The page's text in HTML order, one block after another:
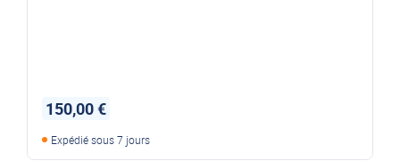
150,00 €
Expédié sous 7 jours